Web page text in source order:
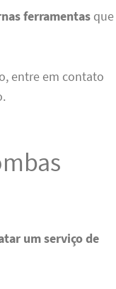
ferramentas que
entre em contato
um serviço de